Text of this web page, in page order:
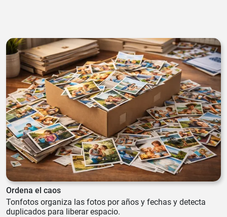
Ordena el caos
Tonfotos organiza las fotos por años y fechas y detecta
duplicados para liberar espacio.